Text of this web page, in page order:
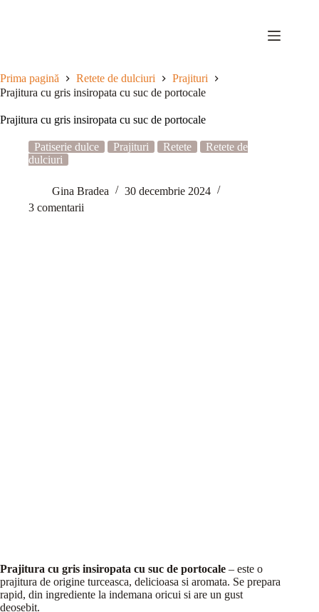
Prima pagină Retete de dulciuri
Prajituri
Prajitura cu gris insiropata cu suc de portocale
Prajitura cu gris insiropata cu suc de portocale
Patiserie dulce Prajituri Retete
Retete de
dulciuri
Gina Bradea
30 decembrie 2024
3 comentarii
Prajitura cu gris insiropata cu suc de portocale – este o
prajitura de origine turceasca, delicioasa si aromata. Se prepara
rapid, din ingrediente la indemana oricui si are un gust
deosebit.